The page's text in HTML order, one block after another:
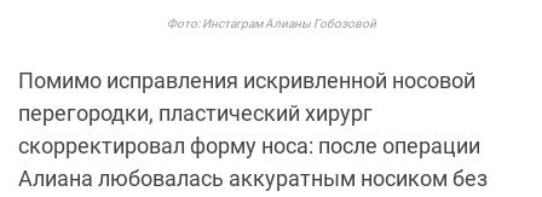
Фото: Инстаграм Алианы Гобозовой
Помимо исправления искривленной носовой
перегородки, пластический хирург
скорректировал форму носа: после операции
Алиана любовалась аккуратным носиком без